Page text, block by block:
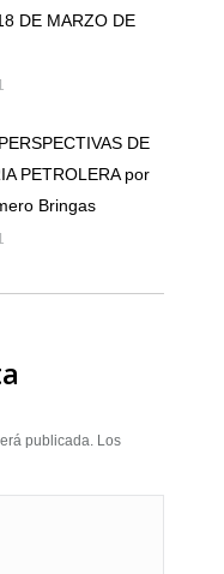
DE MARZO DE
DE
PETROLERA por
Bringas
publicada. Los